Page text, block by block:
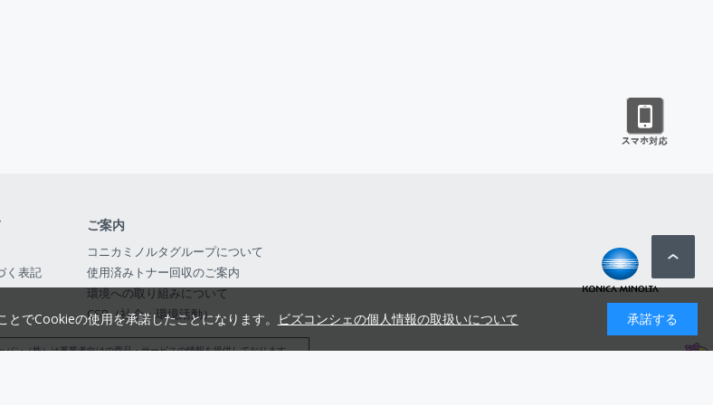
く表記
ご案内
コニカミノルタグループについて
使用済みトナー回収のご案内
環境への取り組みについて
CSR（社会・環境活動）
パン（株）は事業者向けの商品・サービスの情報を提供しております
でCookieの使用を承諾したことになります。 ビズコンシェの個人情報の取扱いについて 承諾する